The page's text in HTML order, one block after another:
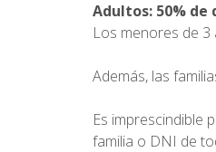
Adultos: 50% de
Los menores de
Además, las
Es imprescindible
familia o DNI de